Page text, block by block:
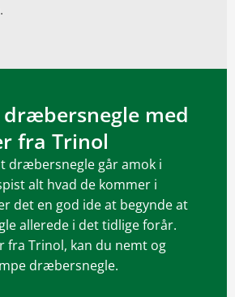
med
fra Trinol
dræbersnegle går amok i
alt hvad de kommer i
det en god ide at begynde at
allerede i det tidlige forår.
fra Trinol, kan du nemt og
dræbersnegle.